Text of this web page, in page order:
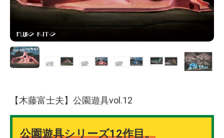
【木藤富士夫】公園遊具vol.12
公園遊具シリーズ12作目。